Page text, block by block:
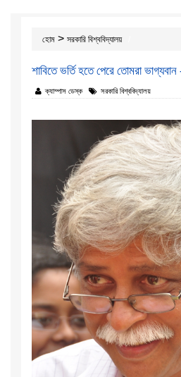
হোম > সরকারি বিশ্ববিদ্যালয়
শাবিতে ভর্তি হতে পেরে তোমরা
ক্যাম্পাস ডেস্ক সরকারি বিশ্ববিদ্যালয়